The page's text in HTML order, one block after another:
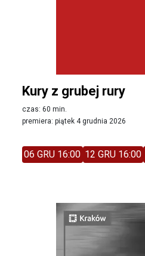
Kury z grubej rury
czas: 60 min.
premiera: piątek 4 grudnia 2026
06 GRU 16:00 12 GRU 16:00